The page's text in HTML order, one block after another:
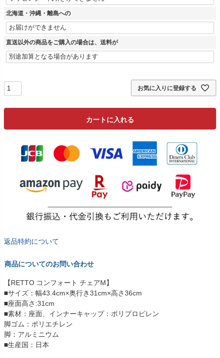
北海道・沖縄・離島への
直送以外の商品をご購入の場合は、送料が
お気に入りに登録する
カートに入れる
返品特約について
商品についてのお問い合わせ
【RETTO コンフォート チェアM】
■サイズ：幅43.4cm×奥行き31cm×高さ36cm
■座面高さ:31cm
■素材：座面、インナーキャップ：ポリプロピレン
脚ゴム：ポリエチレン
脚：アルミニウム
■生産国：日本